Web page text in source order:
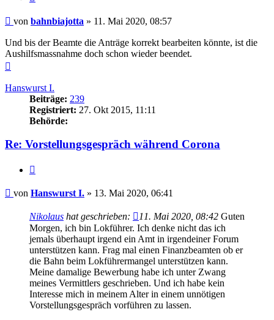
Beitrag
von bahnbiajotta » 11. Mai 2020, 08:57
Und bis der Beamte die Anträge korrekt bearbeiten könnte, ist die
Aushilfsmassnahme doch schon wieder beendet.
Hanswurst I.
Beiträge: 239
Registriert: 27. Okt 2015, 11:11
Behörde:
Re: Vorstellungsgespräch während Corona
Beitrag
von Hanswurst I. » 13. Mai 2020, 06:41
Nikolaus hat geschrieben: 11. Mai 2020, 08:42 Guten
Morgen, ich bin Lokführer. Ich denke nicht das ich
jemals überhaupt irgend ein Amt in irgendeiner Forum
unterstützen kann. Frag mal einen Finanzbeamten ob er
die Bahn beim Lokführermangel unterstützen kann.
Meine damalige Bewerbung habe ich unter Zwang
meines Vermittlers geschrieben. Und ich habe kein
Interesse mich in meinem Alter in einem unnötigen
Vorstellungsgespräch vorführen zu lassen.